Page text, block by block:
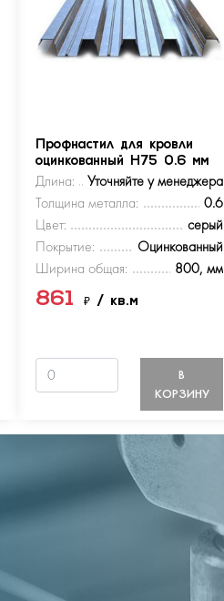
Профнастил для кровли
оцинкованный Н75 0.6 мм
Длина:
Уточняйте у менеджера
Толщина металла:
0.6
Цвет:
серый
Покрытие:
Оцинкованный
Ширина общая:
800, мм
861₽/ кв.м
В
КОРЗИНУ